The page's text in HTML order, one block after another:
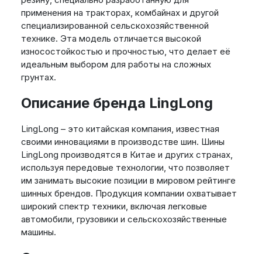
применения на тракторах, комбайнах и другой
специализированной сельскохозяйственной
технике. Эта модель отличается высокой
износостойкостью и прочностью, что делает её
идеальным выбором для работы на сложных
грунтах.
Описание бренда LingLong
LingLong – это китайская компания, известная
своими инновациями в производстве шин. Шины
LingLong производятся в Китае и других странах,
используя передовые технологии, что позволяет
им занимать высокие позиции в мировом рейтинге
шинных брендов. Продукция компании охватывает
широкий спектр техники, включая легковые
автомобили, грузовики и сельскохозяйственные
машины.